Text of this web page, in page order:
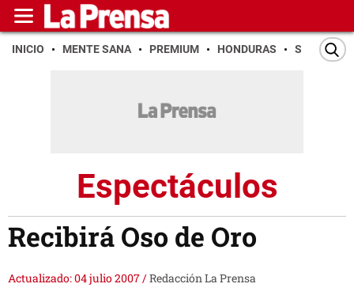
INICIO MENTE SANA PREMIUM HONDURAS SAN PEDRO
Espectáculos
Recibirá Oso de Oro
Actualizado: 04 julio 2007/Redacción La Prensa